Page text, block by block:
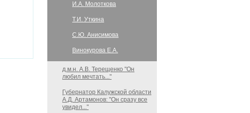
И.А. Молоткова
Т.И. Уткина
С.Ю. Анисимова
Винокурова Е.А.
д.м.н. А.В. Терещенко "Он
любил мечтать..."
Губернатор Калужской области
А.Д. Артамонов: "Он сразу все
увидел..."